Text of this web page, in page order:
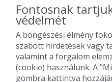
2025-09-17 - :
Minden rendben volt
Továbbiak
2010-2026 Copyright -
Pizza, gyros, hamburger, menük
Fontosnak
védelmét
A böngészési élmény
szabott hirdetések vagy
valamint a forgalom
(cookie) használunk. A
gombra kattintva